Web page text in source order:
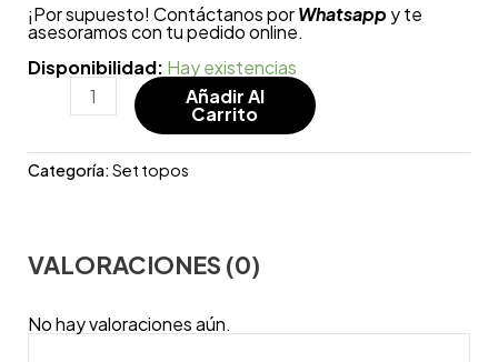
¡Por supuesto! Contáctanos porWhatsapp y te
asesoramos con tu pedido online.
Disponibilidad: Hay existencias
Añadir Al
Carrito
Categoría:Set topos
VALORACIONES (0)
No hay valoraciones aún.